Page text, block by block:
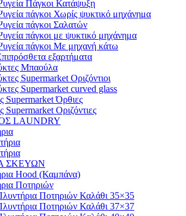
Πάγκοι Κατάψυξη
πάγκοι Χωρίς ψυκτικό μηχάνημα
πάγκοι Σαλατών
πάγκοι με ψυκτικό μηχάνημα
πάγκοι Με μηχανή κάτω
εξαρτήματα
Μπαούλα
Supermarket Οριζόντιοι
Supermarket curved glass
Supermarket Όρθιες
Supermarket Οριζόντιες
LAUNDRY
ΣΚΕΥΩΝ
Hood (Καμπάνα)
Ποτηριών
Ποτηριών Καλάθι 35×35
Ποτηριών Καλάθι 37×37